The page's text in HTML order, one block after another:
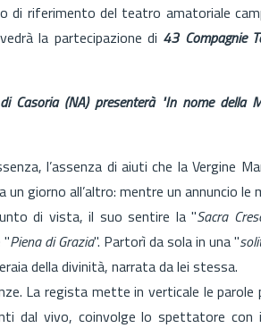
di riferimento del teatro amatoriale
la partecipazione di 43 Compagnie
Casoria (NA) presenterà "In nome della
l’assenza di aiuti che la Vergine
un giorno all’altro: mentre un annuncio le
di vista, il suo sentire la "Sacra
"Piena di Grazia". Partorì da sola in una "
della divinità, narrata da lei stessa.
La regista mette in verticale le parole
dal vivo, coinvolge lo spettatore con